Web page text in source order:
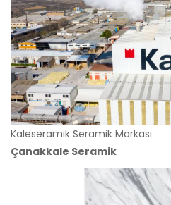
Kaleseramik Seramik Markası
Çanakkale Seramik